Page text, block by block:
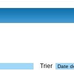
Trier